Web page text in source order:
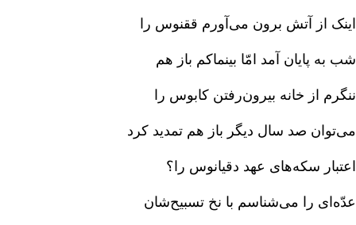
اینک از آتش برون می‌آورم ققنوس را
شب به پایان آمد امّا بینماکم باز هم‌
ننگرم از خانه بیرون‌رفتن کابوس را
می‌توان صد سال دیگر باز هم تمدید کرد
اعتبار سکه‌های عهد دقیانوس را؟
عدّه‌ای را می‌شناسم با نخ تسبیح‌شان‌